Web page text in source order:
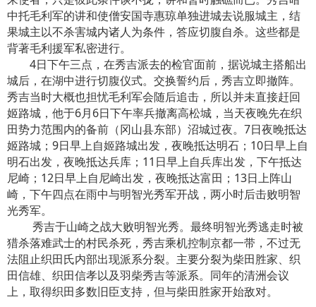
中托毛利军的讲和使僧安国寺惠琼单独进城去说服城主，结
果城主以不杀害城内诸人为条件，答应切腹自杀。这些都是
背著毛利援军私密进行。
4日下午三点，在秀吉派去的检官面前，据说城主搭船出
城后，在湖中进行切腹仪式。交换誓约后，秀吉立即撤阵。
秀吉当时大概也担忧毛利军会随后追击，所以并未直接赶回
姬路城，他于6月6日下午率兵撤离高松城，当天夜晚先在织
田势力范围内的备前（冈山县东部）沼城过夜。7日夜晚抵达
姬路城；9日早上自姬路城出发，夜晚抵达明石；10日早上自
明石出发，夜晚抵达兵库；11日早上自兵库出发，下午抵达
尼崎；12日早上自尼崎出发，夜晚抵达富田；13日上阵山
崎，下午四点在雨中与明智光秀军开战，两小时后击败明智
光秀军。
秀吉于山崎之战大败明智光秀。最终明智光秀逃走时被
猎杀落难武士的村民杀死，秀吉乘机控制京都一带，不过无
法阻止织田氏内部出现派系分裂。主要分裂为柴田胜家、织
田信雄、织田信孝以及羽柴秀吉等派系。同年的清洲会议
上，取得织田多数旧臣支持，但与柴田胜家开始敌对。